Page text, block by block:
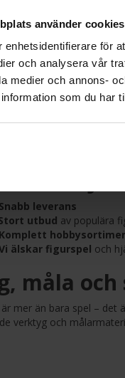
använder cookies
enhetsidentifierare för
och analysera vår
medier och annons-
som du har
40K:Det
Age of Sigmar:
Wars Legion:Led
Crisis Protocol:
och penslar:
Snabb leverans
utbud av populära
Komplett
älskar figurspel och
måla
mer än bara spel – det
verktyg och